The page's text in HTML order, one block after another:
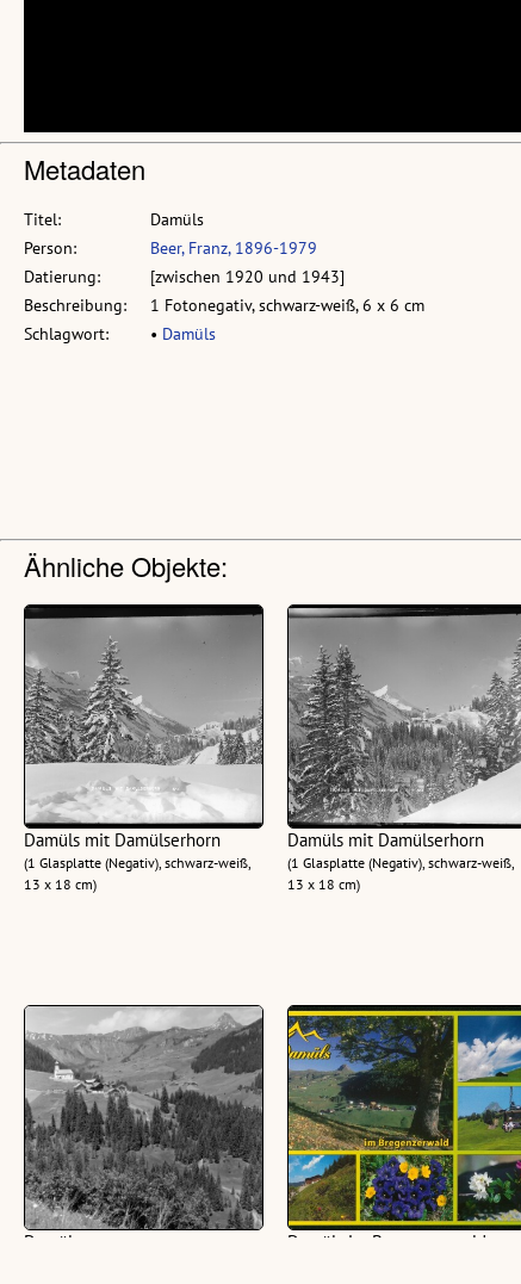
Metadaten
Titel:
Damüls
Person:
Beer, Franz, 1896-1979
Datierung:
[zwischen 1920 und 1943]
Beschreibung:
1 Fotonegativ, schwarz-weiß, 6 x 6 cm
Schlagwort:
• Damüls
Ähnliche Objekte:
Damüls mit Damülserhorn
(1 Glasplatte (Negativ), schwarz-weiß,
13 x 18 cm)
Damüls mit Damülserhorn
(1 Glasplatte (Negativ), schwarz-weiß,
13 x 18 cm)
Damüls
Damüls im Bregenzerwald :